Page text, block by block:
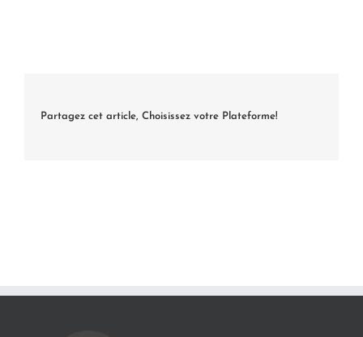
Partagez cet article, Choisissez votre Plateforme!